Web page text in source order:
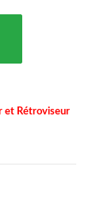
et Rétroviseur